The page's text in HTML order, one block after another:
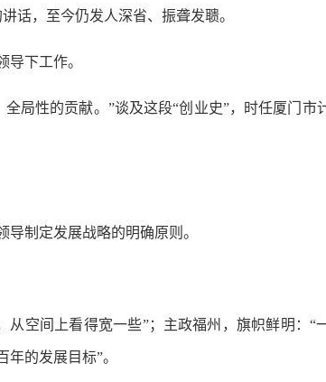
话，至今仍发人深省、振聋发聩。
下工作。
性的贡献。”谈及这段“创业史”，时任厦门市
制定发展战略的明确原则。
空间上看得宽一些”；主政福州，旗帜鲜明：“
的发展目标”。